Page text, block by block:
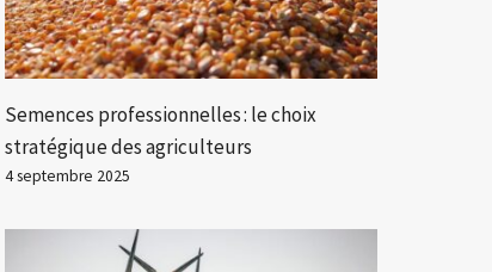
Semences professionnelles : le choix
stratégique des agriculteurs
4 septembre 2025